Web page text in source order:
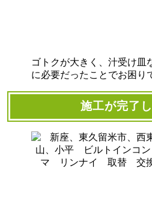
ゴトクが大きく、汁受け皿
に必要だったことでお困り
施工が完了